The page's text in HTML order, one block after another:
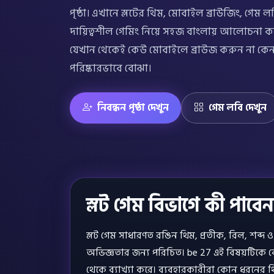
পৃষ্ঠা। এখানে স্লটের থিম, মোবাইল ব্রাউজিং, গেম
দায়িত্বশীল গেমিং নিয়ে সহজ বাংলায় আলোচনা
যেখান থেকেই কেউ মোবাইলে ব্রাউজ করুন না
পরিষ্কারভাবে বোঝা।
নিবন্ধন পৃষ্ঠা দেখুন গেম লবি দেখুন
স্লট গেম বিভাগে কী পাবেন
স্লট গেম সাধারণত রঙিন থিম, প্রতীক, রিল, শব্দ
অভিজ্ঞতার জন্য পরিচিত। be 27 এই বিষয়টিকে
থেকে ব্যাখ্যা করে। ব্যবহারকারীরা কোন